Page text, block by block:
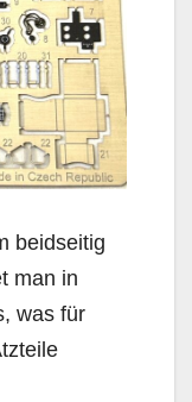
beidseitig
man in
was für